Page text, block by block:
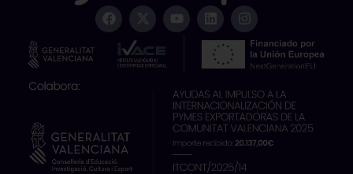
F
a
c
X
-
t
w
i
Y
o
u
e
L
i
n
k
e
i
n
I
n
s
a
r
a
m